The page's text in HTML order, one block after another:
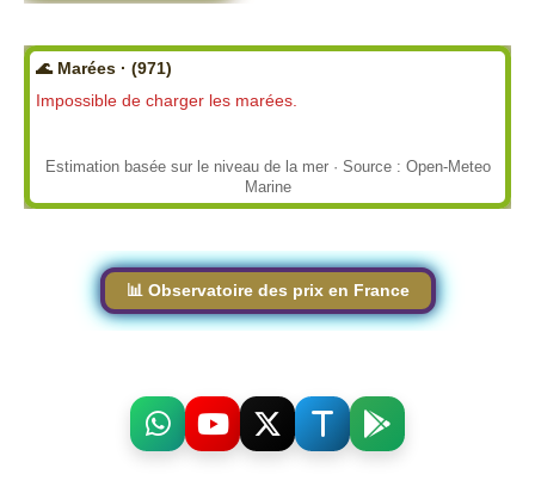
🌊 Marées · (971)
Impossible de charger les marées.
Estimation basée sur le niveau de la mer · Source : Open-Meteo
Marine
📊 Observatoire des prix en France